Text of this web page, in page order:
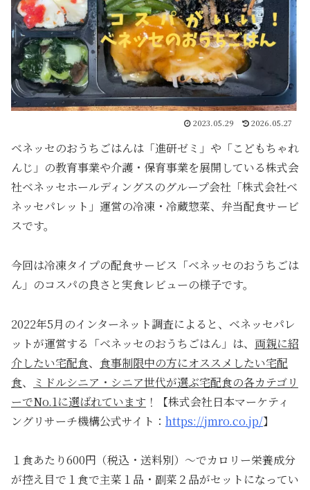
2023.05.29 2026.05.27
ベネッセのおうちごはんは「進研ゼミ」や「こどもちゃれ
んじ」の教育事業や介護・保育事業を展開している株式会
社ベネッセホールディングスのグループ会社「株式会社ベ
ネッセパレット」運営の冷凍・冷蔵惣菜、弁当配食サービ
スです。
今回は冷凍タイプの配食サービス「ベネッセのおうちごは
ん」のコスパの良さと実食レビューの様子です。
2022年5月のインターネット調査によると、ベネッセパレ
ットが運営する「ベネッセのおうちごはん」は、 両親に紹
介したい宅配食、 食事制限中の方にオススメしたい宅配
食、
ミドルシニア・シニア世代が選ぶ宅配食の各カテゴリ
ーでNo.1に選ばれています ！【株式会社日本マーケティ
ングリサーチ機構公式サイト： https://jmro.co.jp/】
１食あたり600円（税込・送料別）〜でカロリー栄養成分
が控え目で１食で主菜１品・副菜２品がセットになってい